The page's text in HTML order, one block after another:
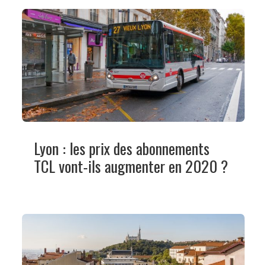
Lyon : les prix des abonnements
TCL vont-ils augmenter en 2020 ?